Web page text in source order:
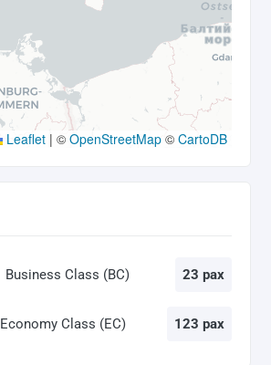
Leaflet | © OpenStreetMap © CartoDB
Business Class (BC) 23 pax
Economy Class (EC) 123 pax